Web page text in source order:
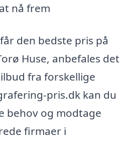
nå frem
den bedste pris på
Huse, anbefales det
fra forskellige
pris.dk kan du
behov og modtage
firmaer i